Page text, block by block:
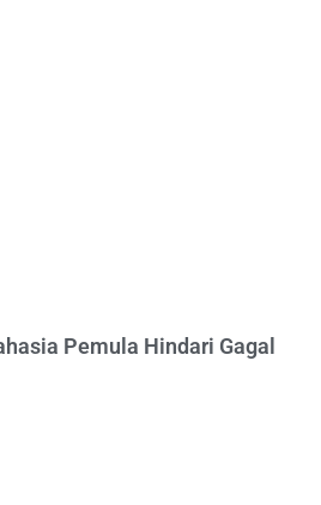
Pemula Hindari Gagal